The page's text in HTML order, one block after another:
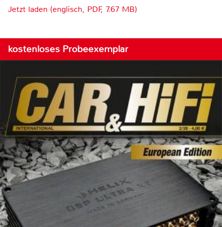
Jetzt laden (englisch, PDF, 7.67 MB)
kostenloses Probeexemplar